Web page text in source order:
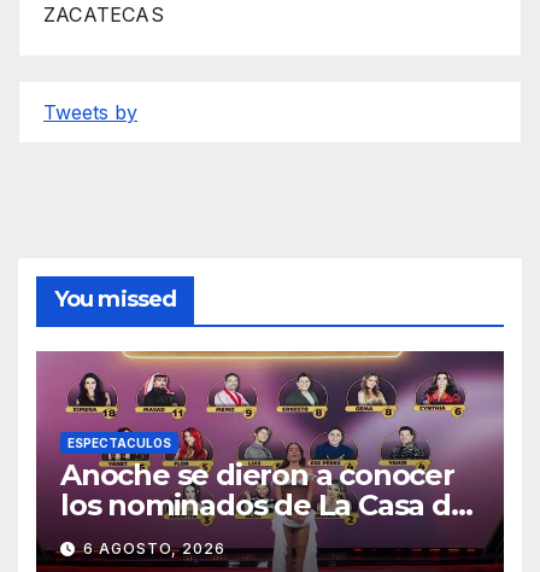
ZACATECAS
Tweets by
You missed
ESPECTACULOS
Anoche se dieron a conocer
los nominados de La Casa de
los Famosos México 2026 en
6 AGOSTO, 2026